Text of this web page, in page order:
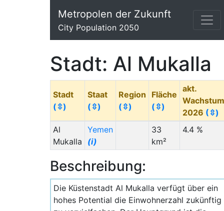
Metropolen der Zukunft
City Population 2050
Stadt: Al Mukalla
Stadt
(⇳)
Staat
(⇳)
Region
(⇳)
Fläche
(⇳)
akt.
Wachstum
2026 (⇳)
Al
Mukalla
Yemen
(i)
33
km²
4.4 %
Beschreibung:
Die Küstenstadt Al Mukalla verfügt über ein
hohes Potential die Einwohnerzahl zukünftig